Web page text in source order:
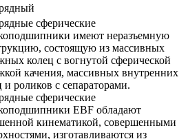
сферические
имеют неразъемную
состоящую из массивных
колец с вогнутой сферической
качения, массивных внутренних
и роликов с сепараторами.
сферические
EBF обладают
кинематикой, совершенными
изготавливаются из